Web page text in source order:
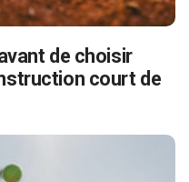
de choisir
court de